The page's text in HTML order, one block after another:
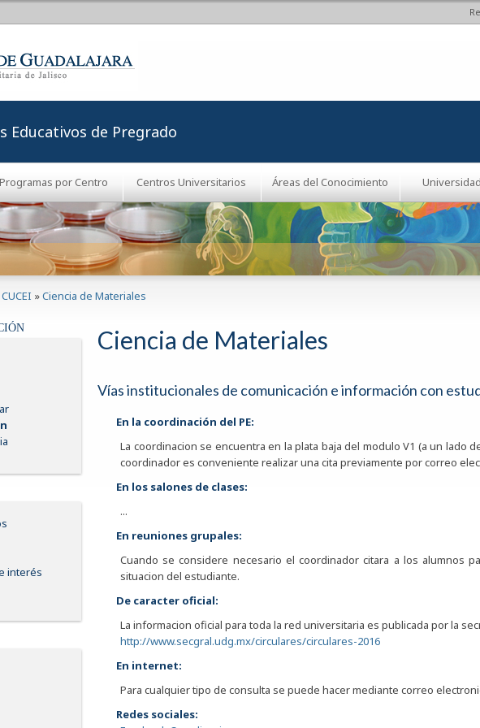
Educativos de Pregrado
Programas por Centro Centros Universitarios Áreas del Conocimiento
CUCEI »Ciencia de Materiales
interés
Ciencia de Materiales
Vías institucionales de comunicación e información con
En la coordinación del PE:
La coordinacion se encuentra en la plata baja del modulo V1 (a un lado
coordinador es conveniente realizar una cita previamente por correo
En los salones de clases:
...
En reuniones grupales:
Cuando se considere necesario el coordinador citara a los alumnos
situacion del estudiante.
De caracter oficial:
La informacion oficial para toda la red universitaria es publicada por la
http://www.secgral.udg.mx/circulares/circulares-2016
En internet:
Para cualquier tipo de consulta se puede hacer mediante correo
Redes sociales: